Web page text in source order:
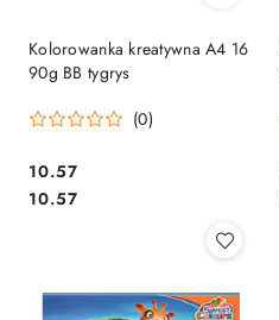
Kolorowanka kreatywna A4 16
90g BB tygrys
(0)
Cena:
10.57
Cena:
10.57